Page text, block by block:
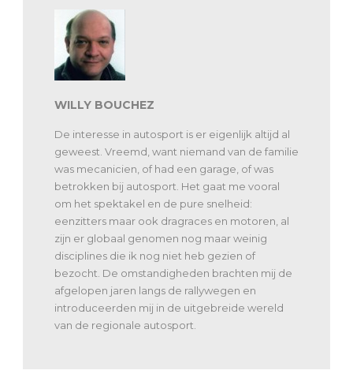
WILLY BOUCHEZ
De interesse in autosport is er eigenlijk altijd al
geweest. Vreemd, want niemand van de familie
was mecanicien, of had een garage, of was
betrokken bij autosport. Het gaat me vooral
om het spektakel en de pure snelheid:
eenzitters maar ook dragraces en motoren, al
zijn er globaal genomen nog maar weinig
disciplines die ik nog niet heb gezien of
bezocht. De omstandigheden brachten mij de
afgelopen jaren langs de rallywegen en
introduceerden mij in de uitgebreide wereld
van de regionale autosport.